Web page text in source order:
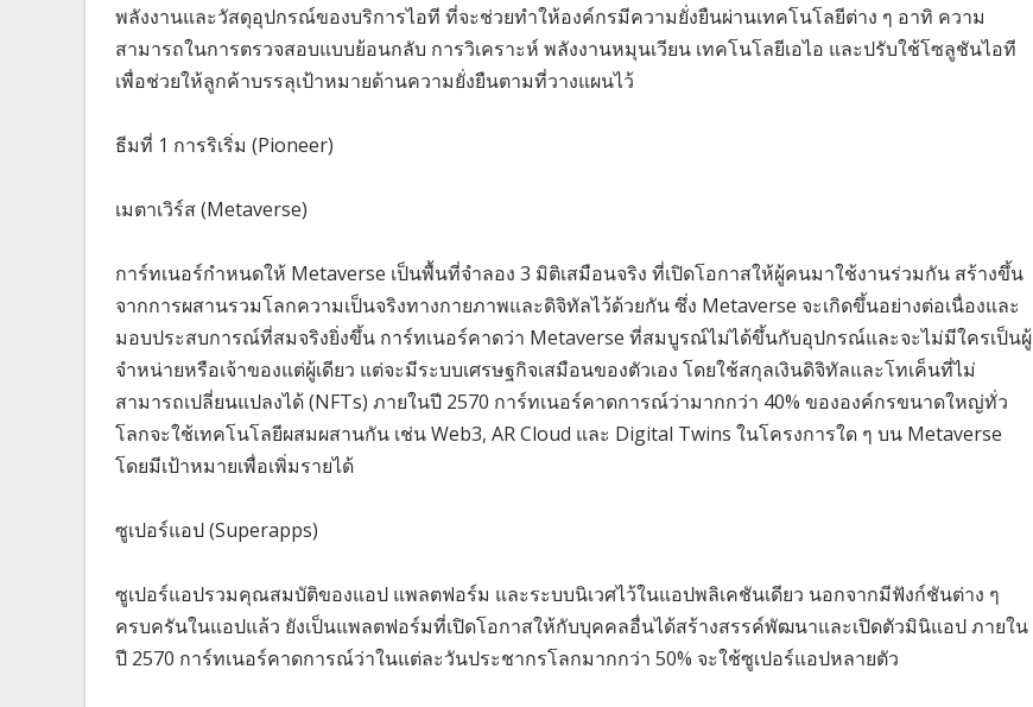
พลังงานและวัสดุอุปกรณ์ของบริการไอที ที่จะช่วยทำให้องค์กรมีความยั่งยืนผ่านเทคโนโลยีต่าง ๆ อาทิ ความ
สามารถในการตรวจสอบแบบย้อนกลับ การวิเคราะห์ พลังงานหมุนเวียน เทคโนโลยีเอไอ และปรับใช้โซลูชันไอที
เพื่อช่วยให้ลูกค้าบรรลุเป้าหมายด้านความยั่งยืนตามที่วางแผนไว้
ธีมที่ 1 การริเริ่ม (Pioneer)
เมตาเวิร์ส (Metaverse)
การ์ทเนอร์กำหนดให้ Metaverse เป็นพื้นที่จำลอง 3 มิติเสมือนจริง ที่เปิดโอกาสให้ผู้คนมาใช้งานร่วมกัน สร้างขึ้น
จากการผสานรวมโลกความเป็นจริงทางกายภาพและดิจิทัลไว้ด้วยกัน ซึ่ง Metaverse จะเกิดขึ้นอย่างต่อเนื่องและ
มอบประสบการณ์ที่สมจริงยิ่งขึ้น การ์ทเนอร์คาดว่า Metaverse ที่สมบูรณ์ไม่ได้ขึ้นกับอุปกรณ์และจะไม่มีใครเป็นผู้
จำหน่ายหรือเจ้าของแต่ผู้เดียว แต่จะมีระบบเศรษฐกิจเสมือนของตัวเอง โดยใช้สกุลเงินดิจิทัลและโทเค็นที่ไม่
สามารถเปลี่ยนแปลงได้ (NFTs) ภายในปี 2570 การ์ทเนอร์คาดการณ์ว่ามากกว่า 40% ขององค์กรขนาดใหญ่ทั่ว
โลกจะใช้เทคโนโลยีผสมผสานกัน เช่น Web3, AR Cloud และ Digital Twins ในโครงการใด ๆ บน Metaverse
โดยมีเป้าหมายเพื่อเพิ่มรายได้
ซูเปอร์แอป (Superapps)
ซูเปอร์แอปรวมคุณสมบัติของแอป แพลตฟอร์ม และระบบนิเวศไว้ในแอปพลิเคชันเดียว นอกจากมีฟังก์ชันต่าง ๆ
ครบครันในแอปแล้ว ยังเป็นแพลตฟอร์มที่เปิดโอกาสให้กับบุคคลอื่นได้สร้างสรรค์พัฒนาและเปิดตัวมินิแอป ภายใน
ปี 2570 การ์ทเนอร์คาดการณ์ว่าในแต่ละวันประชากรโลกมากกว่า 50% จะใช้ซูเปอร์แอปหลายตัว